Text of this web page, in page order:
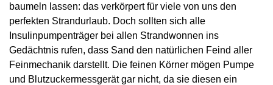
baumeln lassen: das verkörpert für viele von uns den
perfekten Strandurlaub. Doch sollten sich alle
Insulinpumpenträger bei allen Strandwonnen ins
Gedächtnis rufen, dass Sand den natürlichen Feind aller
Feinmechanik darstellt. Die feinen Körner mögen Pumpe
und Blutzuckermessgerät gar nicht, da sie diesen ein